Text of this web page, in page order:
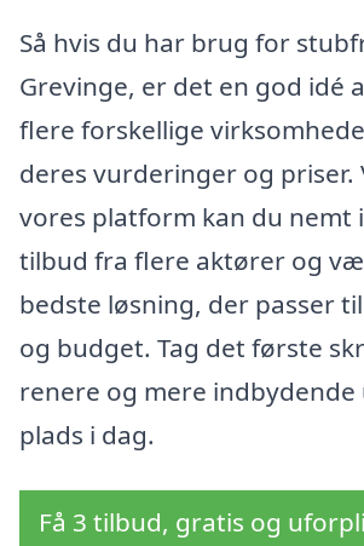
Så hvis du har brug for
Grevinge, er det en god idé
flere forskellige
deres vurderinger og priser.
vores platform kan du nemt
tilbud fra flere aktører og
bedste løsning, der passer
og budget. Tag det første
renere og mere indbydende
plads i dag.
Få 3 tilbud, gratis og